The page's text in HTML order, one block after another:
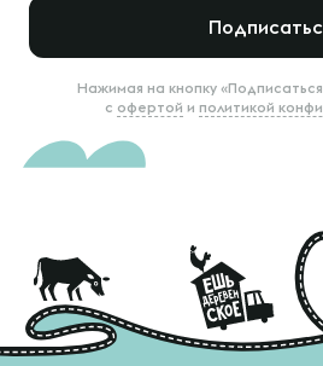
Нажимая на кнопку
с офертой и политикой